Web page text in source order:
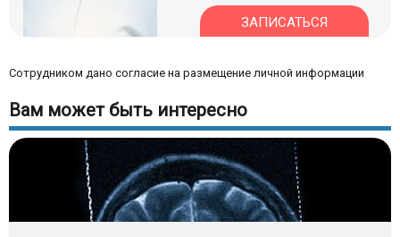
ЗАПИСАТЬСЯ
Сотрудником дано согласие на размещение личной информации
Вам может быть интересно